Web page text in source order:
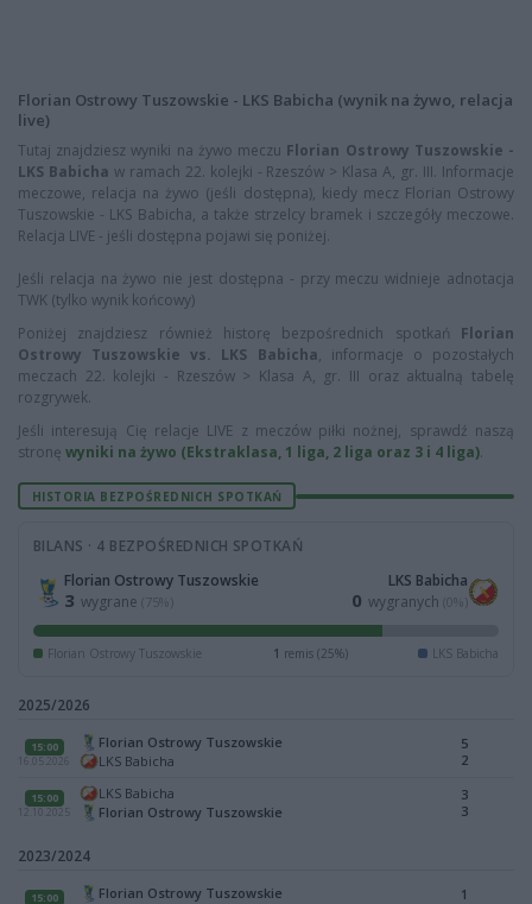
Florian Ostrowy Tuszowskie - LKS Babicha (wynik na żywo, relacja
live)
Tutaj znajdziesz wyniki na żywo meczu Florian Ostrowy Tuszowskie -
LKS Babicha w ramach 22. kolejki - Rzeszów > Klasa A, gr. III. Informacje
meczowe, relacja na żywo (jeśli dostępna), kiedy mecz Florian Ostrowy
Tuszowskie - LKS Babicha, a także strzelcy bramek i szczegóły meczowe.
Relacja LIVE - jeśli dostępna pojawi się poniżej.
Jeśli relacja na żywo nie jest dostępna - przy meczu widnieje adnotacja
TWK (tylko wynik końcowy)
Poniżej znajdziesz również historę bezpośrednich spotkań Florian
Ostrowy Tuszowskie vs. LKS Babicha, informacje o pozostałych
meczach 22. kolejki - Rzeszów > Klasa A, gr. III oraz aktualną tabelę
rozgrywek.
Jeśli interesują Cię relacje LIVE z meczów piłki nożnej, sprawdź naszą
stronę wyniki na żywo (Ekstraklasa, 1 liga, 2 liga oraz 3 i 4 liga).
HISTORIA BEZPOŚREDNICH SPOTKAŃ
BILANS · 4 BEZPOŚREDNICH SPOTKAŃ
Florian Ostrowy Tuszowskie
3 wygrane (75%)
LKS Babicha
0 wygranych (0%)
Florian Ostrowy Tuszowskie 1 remis (25%) LKS Babicha
2025/2026
15:00
16.05.2026
Florian Ostrowy Tuszowskie
LKS Babicha
5
2
15:00
12.10.2025
LKS Babicha
Florian Ostrowy Tuszowskie
3
3
2023/2024
15:00
Florian Ostrowy Tuszowskie
1